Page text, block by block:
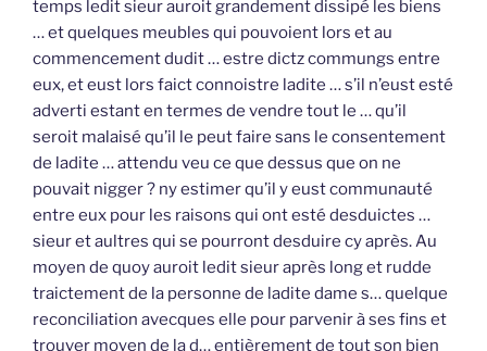
temps ledit sieur auroit grandement dissipé les biens
… et quelques meubles qui pouvoient lors et au
commencement dudit … estre dictz commungs entre
eux, et eust lors faict connoistre ladite … s’il n’eust esté
adverti estant en termes de vendre tout le … qu’il
seroit malaisé qu’il le peut faire sans le consentement
de ladite … attendu veu ce que dessus que on ne
pouvait nigger ? ny estimer qu’il y eust communauté
entre eux pour les raisons qui ont esté desduictes …
sieur et aultres qui se pourront desduire cy après. Au
moyen de quoy auroit ledit sieur après long et rudde
traictement de la personne de ladite dame s… quelque
reconciliation avecques elle pour parvenir à ses fins et
trouver moyen de la d… entièrement de tout son bien